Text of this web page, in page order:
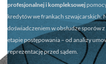
profesjonalnej i kompleksowej
kredytów we frankach szwajcarskich.
doświadczeniem w obsłudze sporów
etapie postępowania – od analizy
reprezentację przed sądem.